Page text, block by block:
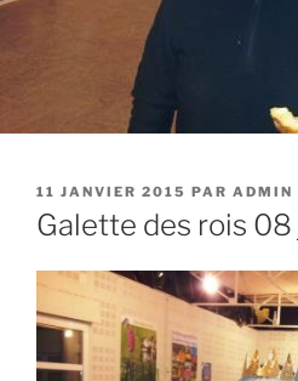
PUBLIÉ
LE
11 JANVIER 2015 PAR ADMIN
Galette des rois